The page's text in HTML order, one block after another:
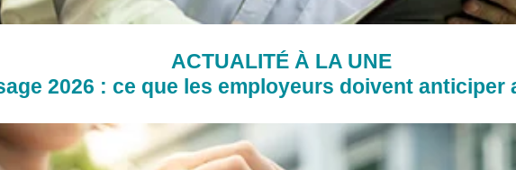
ACTUALITÉ À LA UNE
2026 : ce que les employeurs doivent anticiper